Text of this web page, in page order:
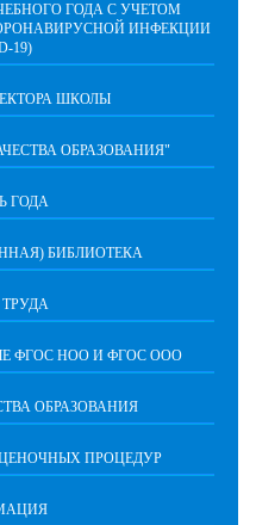
ГОДА С УЧЕТОМ
ИНФЕКЦИИ
19)
ШКОЛЫ
ОБРАЗОВАНИЯ"
ГОДА
БИБЛИОТЕКА
ФГОС НОО И ФГОС ООО
ОБРАЗОВАНИЯ
ПРОЦЕДУР